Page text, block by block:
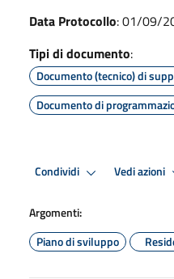
Data Protocollo: 01/09/
Tipi di documento:
Documento (tecnico) di
Documento di
Condividi Vedi azioni
Argomenti:
Piano di sviluppo